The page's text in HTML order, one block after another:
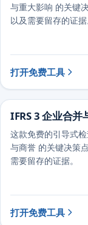
与重大影响 的关键
以及需要留存的证据
打开免费工具
IFRS 3 企业合并
这款免费的引导式
与商誉 的关键决策
需要留存的证据。
打开免费工具